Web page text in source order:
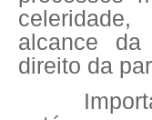
alcance
direito da